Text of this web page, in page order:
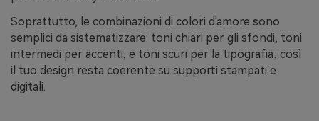
Soprattutto, le combinazioni di colori d'amore sono
semplici da sistematizzare: toni chiari per gli sfondi, toni
intermedi per accenti, e toni scuri per la tipografia; così
il tuo design resta coerente su supporti stampati e
digitali.